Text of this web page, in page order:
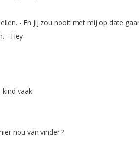
. - En jij zou nooit met mij op date
. - Hey
kind vaak
hier nou van vinden?